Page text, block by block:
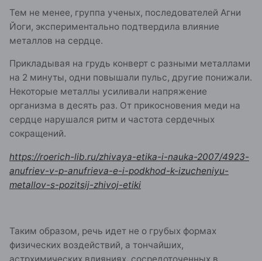
Тем не менее, группа ученых, последователей Агни
Йоги, экспериментально подтвердила влияние
металлов на сердце.
Прикладывая на грудь конверт с разными металлами
на 2 минуты, одни повышали пульс, другие понижали.
Некоторые металлы усиливали напряжение
организма в десять раз. От прикосновения меди на
сердце нарушался ритм и частота сердечных
сокращений.
https://roerich-lib.ru/zhivaya-etika-i-nauka-2007/4923-
anufriev-v-p-anufrieva-e-i-podkhod-k-izucheniyu-
metallov-s-pozitsij-zhivoj-etiki
Таким образом, речь идет не о грубых формах
физических воздействий, а тончайших,
астрхимических влияниях, сосредоточенных в